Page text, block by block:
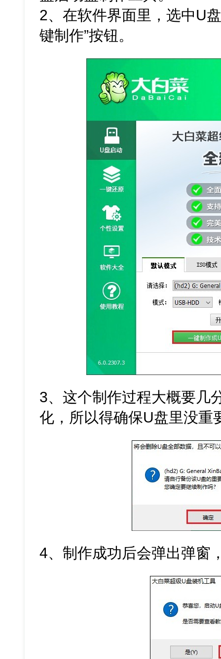
2、在软件界面里，选中U
键制作”按钮。
3、这个制作过程大概要几
化，所以得确保U盘里没重
4、制作成功后会弹出弹窗